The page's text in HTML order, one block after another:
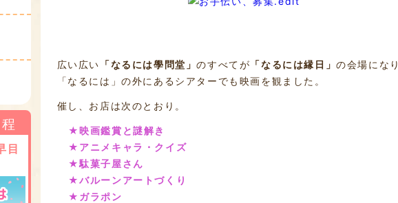
広い広い 「なるには學問堂」のすべてが 「なるには縁日」の会場にな
「なるには」の外にあるシアターでも映画を観ました。
催し、お店は次のとおり。
★映画鑑賞と謎解き
★アニメキャラ・クイズ
★駄菓子屋さん
★バルーンアートづくり
★ガラポン
目